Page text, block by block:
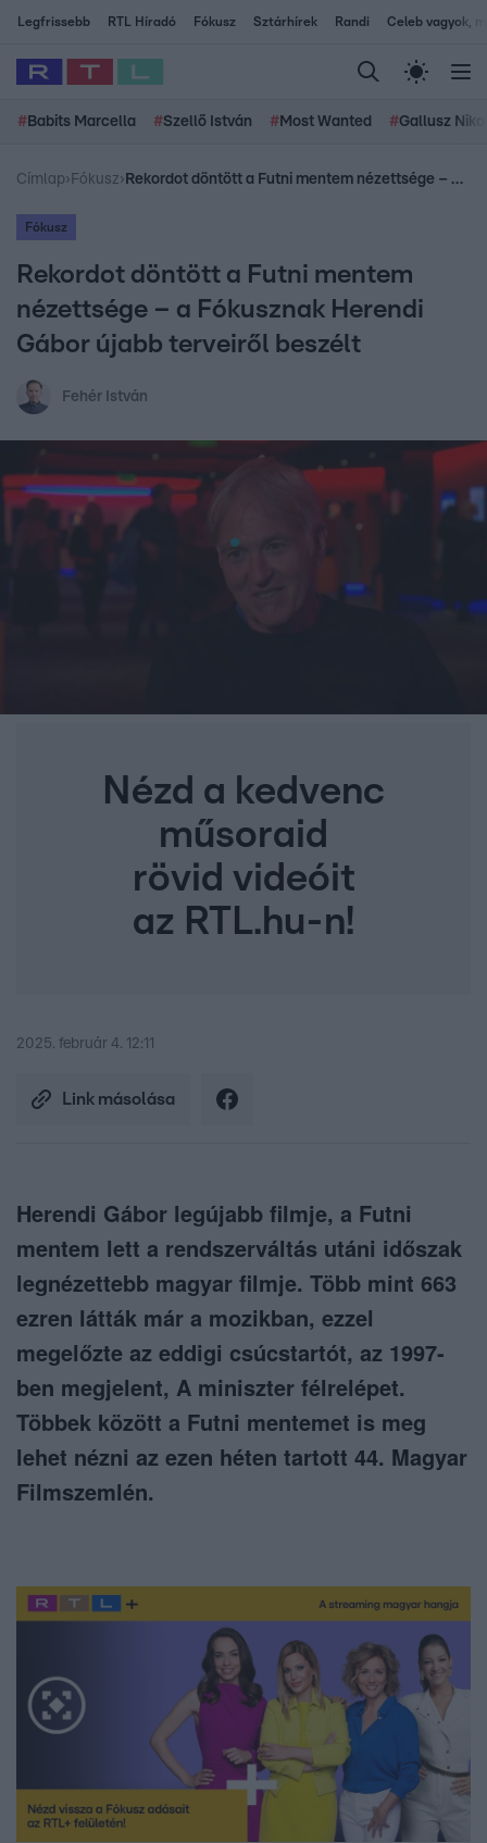
Legfrissebb RTL Híradó Fókusz Sztárhírek Randi Celeb vagyok,
# Babits Marcella #Szellő István # Most Wanted #Gallusz
Címlap› Fókusz› Rekordot döntött a Futni mentem nézettsége – a Fókusznak Herendi Gábor újabb terveiről beszélt
Fókusz
Rekordot döntött a Futni mentem
nézettsége – a Fókusznak Herendi
Gábor újabb terveiről beszélt
Fehér István
Nézd a kedvenc
műsoraid
rövid videóit
az RTL.hu-n!
2025. február 4. 12:11
Link másolása
Herendi Gábor legújabb filmje, a Futni
mentem lett a rendszerváltás utáni időszak
legnézettebb magyar filmje. Több mint 663
ezren látták már a mozikban, ezzel
megelőzte az eddigi csúcstartót, az 1997-
ben megjelent, A miniszter félrelépet.
Többek között a Futni mentemet is meg
lehet nézni az ezen héten tartott 44. Magyar
Filmszemlén.